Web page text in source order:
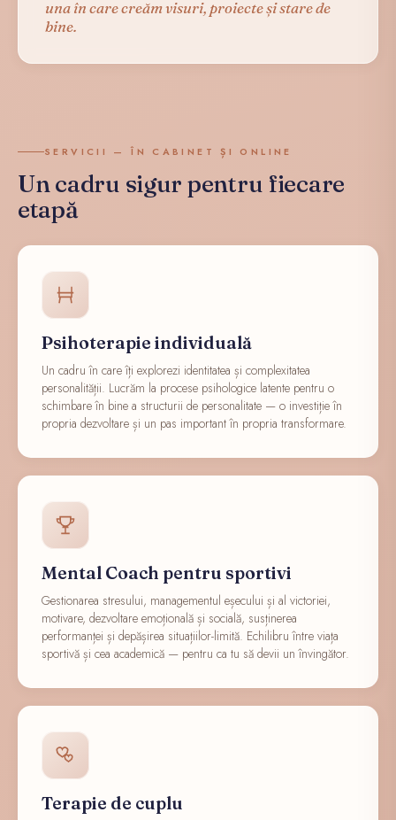
una în care creăm visuri, proiecte și stare de
bine.
SERVICII — ÎN CABINET ȘI ONLINE
Un cadru sigur pentru fiecare
etapă
Psihoterapie individuală
Un cadru în care îți explorezi identitatea și complexitatea
personalității. Lucrăm la procese psihologice latente pentru o
schimbare în bine a structurii de personalitate — o investiție în
propria dezvoltare și un pas important în propria transformare.
Mental Coach pentru sportivi
Gestionarea stresului, managementul eșecului și al victoriei,
motivare, dezvoltare emoțională și socială, susținerea
performanței și depășirea situațiilor-limită. Echilibru între viața
sportivă și cea academică — pentru ca tu să devii un învingător.
Terapie de cuplu